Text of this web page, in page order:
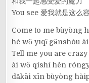
You see 爱我就是这么
Come to me bùyòng
hé wǒ yīqǐ gǎnshòu
Tell me you are
ài wǒ qíshí hěn
dǎkāi xīn bùyòng